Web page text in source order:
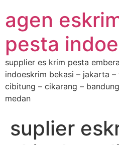
agen
pesta
supplier es krim pesta
indoeskrim bekasi – jakarta –
cibitung – cikarang –
medan
suplier